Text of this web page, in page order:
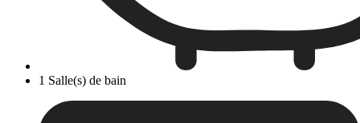
1 Salle(s) de bain